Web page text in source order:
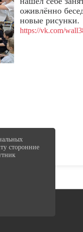
оживлённо
новые рисунки.
https://vk.com/
сторонние